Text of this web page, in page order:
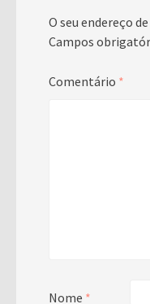
O seu endereço
Campos
Comentário *
Nome *